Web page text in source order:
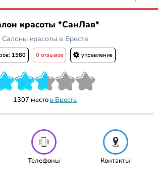
красоты *СанЛав*
Салоны красоты в Бресте
1580 0 отзывов управление
1307 место в Бресте
Телефоны Контакты